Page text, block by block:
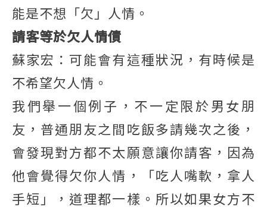
能是不想「欠」人情。
請客等於欠人情債
蘇家宏：可能會有這種狀況，有時候是
不希望欠人情。
我們舉一個例子，不一定限於男女朋
友，普通朋友之間吃飯多請幾次之後，
會發現對方都不太願意讓你請客，因為
他會覺得欠你人情，「吃人嘴軟，拿人
手短」，道理都一樣。所以如果女方不